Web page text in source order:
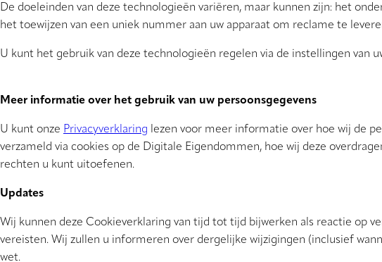
De doeleinden van deze technologieën variëren, maar kunnen zijn: het
het toewijzen van een uniek nummer aan uw apparaat om reclame te
U kunt het gebruik van deze technologieën regelen via de instellingen van
Meer informatie over het gebruik van uw persoonsgegevens
U kunt onze Privacyverklaring lezen voor meer informatie over hoe wij de
verzameld via cookies op de Digitale Eigendommen, hoe wij deze
rechten u kunt uitoefenen.
Updates
Wij kunnen deze Cookieverklaring van tijd tot tijd bijwerken als reactie op
vereisten. Wij zullen u informeren over dergelijke wijzigingen (inclusief
wet.